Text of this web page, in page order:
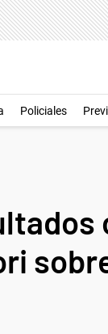
Policiales